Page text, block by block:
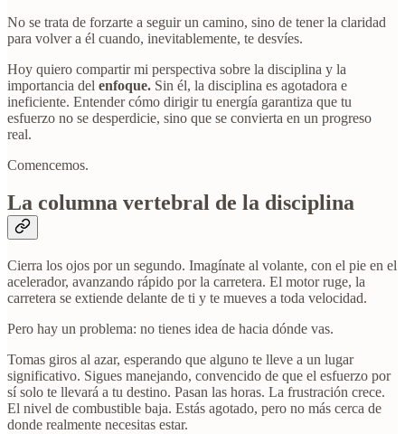
No se trata de forzarte a seguir un camino, sino de tener la claridad
para volver a él cuando, inevitablemente, te desvíes.
Hoy quiero compartir mi perspectiva sobre la disciplina y la
importancia del enfoque. Sin él, la disciplina es agotadora e
ineficiente. Entender cómo dirigir tu energía garantiza que tu
esfuerzo no se desperdicie, sino que se convierta en un progreso
real.
Comencemos.
La columna vertebral de la disciplina
Cierra los ojos por un segundo. Imagínate al volante, con el pie en el
acelerador, avanzando rápido por la carretera. El motor ruge, la
carretera se extiende delante de ti y te mueves a toda velocidad.
Pero hay un problema: no tienes idea de hacia dónde vas.
Tomas giros al azar, esperando que alguno te lleve a un lugar
significativo. Sigues manejando, convencido de que el esfuerzo por
sí solo te llevará a tu destino. Pasan las horas. La frustración crece.
El nivel de combustible baja. Estás agotado, pero no más cerca de
donde realmente necesitas estar.